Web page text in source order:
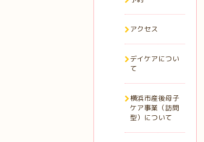
アクセス
デイケアについ
て
横浜市産後母子
ケア事業（訪問
型）について